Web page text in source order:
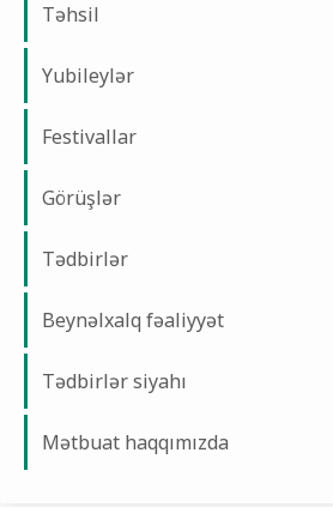
Təhsil
Yubileylər
Festivallar
Görüşlər
Tədbirlər
Beynəlxalq fəaliyyət
Tədbirlər siyahı
Mətbuat haqqımızda